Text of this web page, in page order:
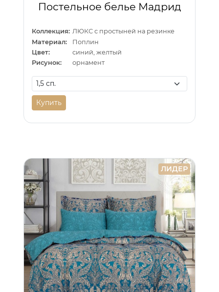
Постельное белье Мадрид
Коллекция: ЛЮКС с простыней на резинке
Материал:
Поплин
Цвет:
синий, желтый
Рисунок:
орнамент
Купить
ЛИДЕР